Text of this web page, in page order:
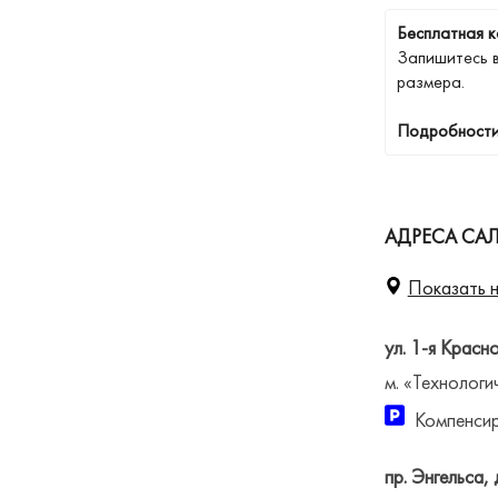
Бесплатная
Запишитесь
размера.
АДРЕСА
Показать
ул. 1-я
м.
пр. Энгельса,